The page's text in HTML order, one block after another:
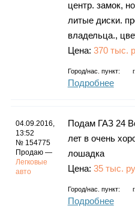
центр. замок,
литые диски.
владельца.,
Цена: 370 тыс.
Город/нас. пункт: г.
Подробнее
04.09.2016,
13:52
№ 154775
Продаю —
Легковые
авто
Подам ГАЗ 24
лет в очень
лошадка
Цена: 35 тыс.
Город/нас. пункт: г.
Подробнее